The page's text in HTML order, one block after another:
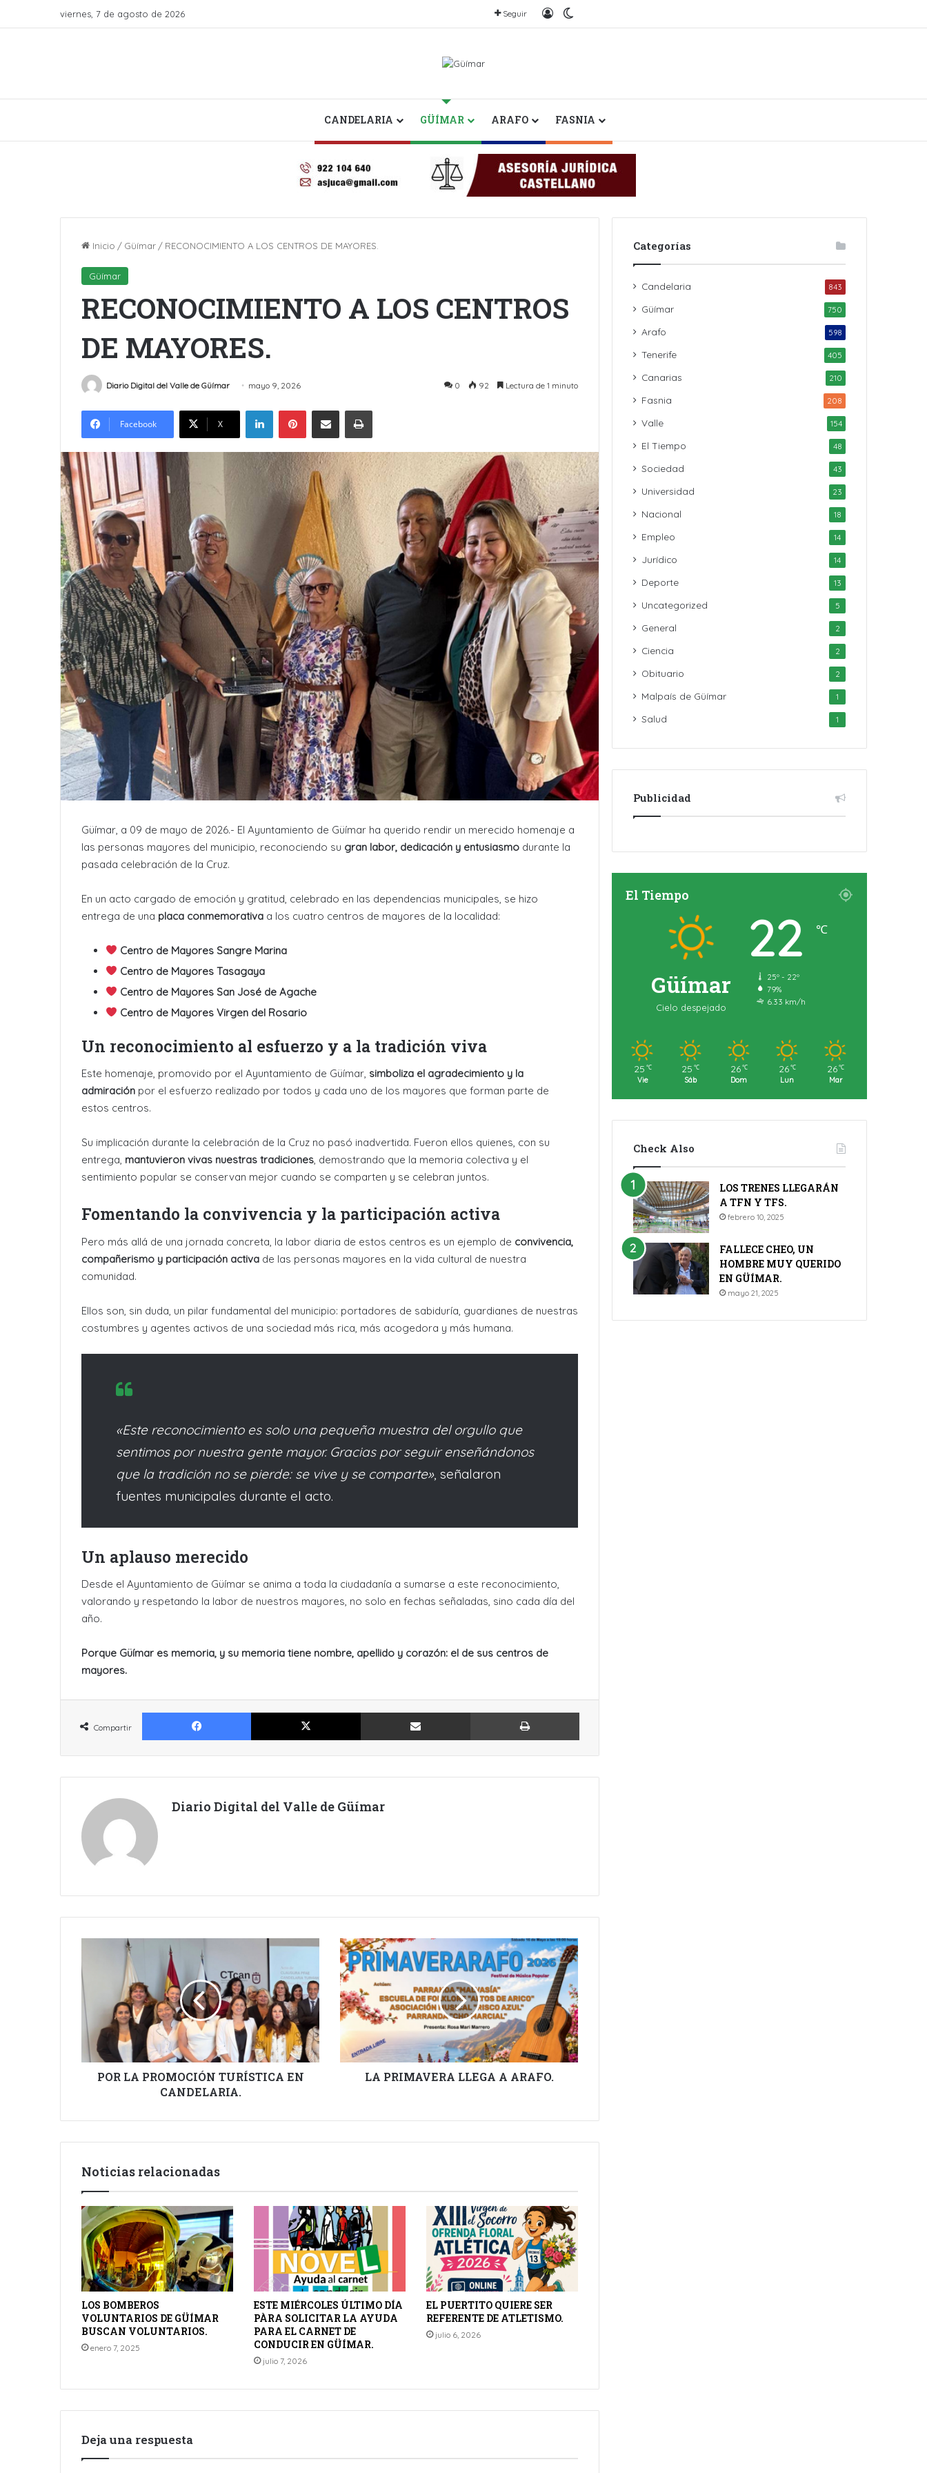
viernes, 7 de agosto de 2026 Seguir Iniciar sesión
Switch skin
CANDELARIA GÜÍMAR ARAFO FASNIA
Inicio / Güímar / RECONOCIMIENTO A LOS CENTROS DE MAYORES.
Güímar
RECONOCIMIENTO A LOS CENTROS
DE MAYORES.
Diario Digital del Valle de Güímar mayo 9, 2026 0 92 Lectura de 1 minuto
Facebook X
LinkedInPinterestCompartir por Email Imprimir
Güímar, a 09 de mayo de 2026.- El Ayuntamiento de Güímar ha querido rendir un merecido homenaje a
las personas mayores del municipio, reconociendo su gran labor, dedicación y entusiasmo durante la
pasada celebración de la Cruz.
En un acto cargado de emoción y gratitud, celebrado en las dependencias municipales, se hizo
entrega de una placa conmemorativa a los cuatro centros de mayores de la localidad:
Centro de Mayores Sangre Marina
Centro de Mayores Tasagaya
Centro de Mayores San José de Agache
Centro de Mayores Virgen del Rosario
Un reconocimiento al esfuerzo y a la tradición viva
Este homenaje, promovido por el Ayuntamiento de Güímar, simboliza el agradecimiento y la
admiración por el esfuerzo realizado por todos y cada uno de los mayores que forman parte de
estos centros.
Su implicación durante la celebración de la Cruz no pasó inadvertida. Fueron ellos quienes, con su
entrega, mantuvieron vivas nuestras tradiciones, demostrando que la memoria colectiva y el
sentimiento popular se conservan mejor cuando se comparten y se celebran juntos.
Fomentando la convivencia y la participación activa
Pero más allá de una jornada concreta, la labor diaria de estos centros es un ejemplo de convivencia,
compañerismo y participación activa de las personas mayores en la vida cultural de nuestra
comunidad.
Ellos son, sin duda, un pilar fundamental del municipio: portadores de sabiduría, guardianes de nuestras
costumbres y agentes activos de una sociedad más rica, más acogedora y más humana.
«Este reconocimiento es solo una pequeña muestra del orgullo que
sentimos por nuestra gente mayor. Gracias por seguir enseñándonos
que la tradición no se pierde: se vive y se comparte», señalaron
fuentes municipales durante el acto.
Un aplauso merecido
Desde el Ayuntamiento de Güímar se anima a toda la ciudadanía a sumarse a este reconocimiento,
valorando y respetando la labor de nuestros mayores, no solo en fechas señaladas, sino cada día del
año.
Porque Güímar es memoria, y su memoria tiene nombre, apellido y corazón: el de sus centros de
mayores.
Compartir
Facebook X Compartir por Email Imprimir
Diario Digital del Valle de Güímar
PROMOCIÓN
TURÍSTICA
EN
CANDELARIA.
POR LA PROMOCIÓN TURÍSTICA EN
CANDELARIA.
LA
PRIMAVERA
LLEGA
A
ARAFO.
LA PRIMAVERA LLEGA A ARAFO.
Noticias relacionadas
LOS BOMBEROS
VOLUNTARIOS DE GÜÍMAR
BUSCAN VOLUNTARIOS.
enero 7, 2025
ESTE MIÉRCOLES ÚLTIMO DÍA
PÀRA SOLICITAR LA AYUDA
PARA EL CARNET DE
CONDUCIR EN GÜÍMAR.
julio 7, 2026
EL PUERTITO QUIERE SER
REFERENTE DE ATLETISMO.
julio 6, 2026
Deja una respuesta
Categorías
Candelaria 843
Güímar 750
Arafo 598
Tenerife 405
Canarias 210
Fasnia 208
Valle 154
El Tiempo 48
Sociedad 43
Universidad 23
Nacional 18
Empleo 14
Jurídico 14
Deporte 13
Uncategorized 5
General 2
Ciencia 2
Obituario 2
Malpaís de Güímar 1
Salud 1
Publicidad
El Tiempo
Güímar
Cielo despejado
22 ℃
25º - 22º
79%
6.33 km/h
25 ℃
Vie
25 ℃
Sáb
26 ℃
Dom
26 ℃
Lun
26 ℃
Mar
Check Also
LOS TRENES LLEGARÁN
A TFN Y TFS.
febrero 10, 2025
FALLECE CHEO, UN
HOMBRE MUY QUERIDO
EN GÜÍMAR.
mayo 21, 2025